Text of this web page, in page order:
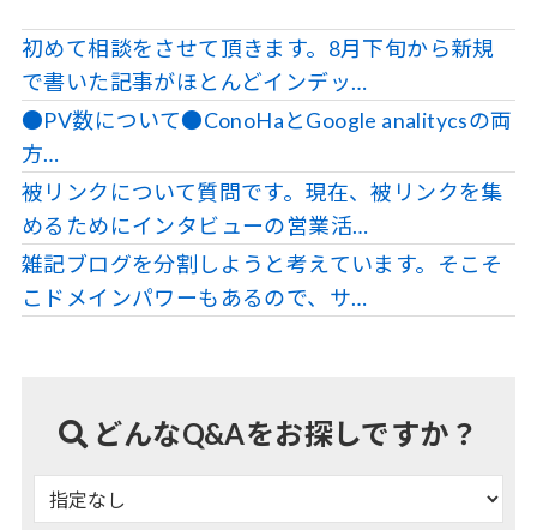
初めて相談をさせて頂きます。8月下旬から新規
で書いた記事がほとんどインデッ…
●PV数について●ConoHaとGoogle analitycsの両
方…
被リンクについて質問です。現在、被リンクを集
めるためにインタビューの営業活…
雑記ブログを分割しようと考えています。そこそ
こドメインパワーもあるので、サ…
どんなQ&Aをお探しですか？